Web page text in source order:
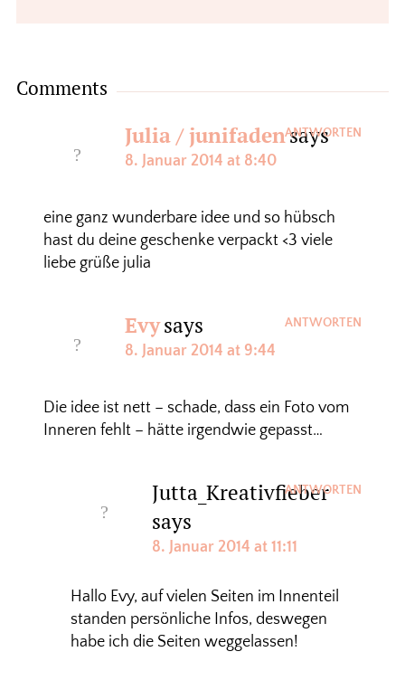
Comments
Julia / junifadensays
8. Januar 2014 at 8:40
eine ganz wunderbare idee und so hübsch
hast du deine geschenke verpackt <3 viele
liebe grüße julia
ANTWORTEN
Evysays
8. Januar 2014 at 9:44
Die idee ist nett – schade, dass ein Foto vom
Inneren fehlt – hätte irgendwie gepasst…
ANTWORTEN
Jutta_Kreativfieber
says
8. Januar 2014 at 11:11
Hallo Evy, auf vielen Seiten im Innenteil
standen persönliche Infos, deswegen
habe ich die Seiten weggelassen!
ANTWORTEN